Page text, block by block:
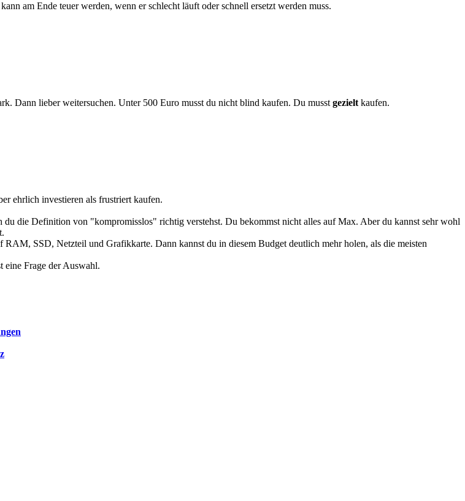
am Ende teuer werden, wenn er schlecht läuft oder schnell ersetzt werden muss.
Dann lieber weitersuchen. Unter 500 Euro musst du nicht blind kaufen. Du musst gezielt kaufen.
ehrlich investieren als frustriert kaufen.
du die Definition von "kompromisslos" richtig verstehst. Du bekommst nicht alles auf Max. Aber du kannst sehr wohl
RAM, SSD, Netzteil und Grafikkarte. Dann kannst du in diesem Budget deutlich mehr holen, als die meisten
eine Frage der Auswahl.